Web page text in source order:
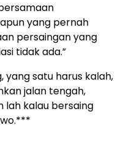
yang pernah
persaingan yang
tidak ada.”
yang satu harus kalah,
jalan tengah,
lah kalau bersaing